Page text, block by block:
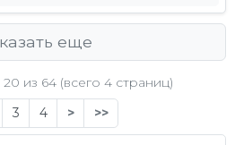
еще
20 из 64 (всего 4 страниц)
3 4 > >>